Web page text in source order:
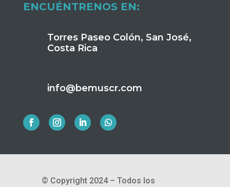
ENCUÉNTRENOS EN:
Torres Paseo Colón, San José,
Costa Rica
info@bemuscr.com
© Copyright 2024 – Todos los